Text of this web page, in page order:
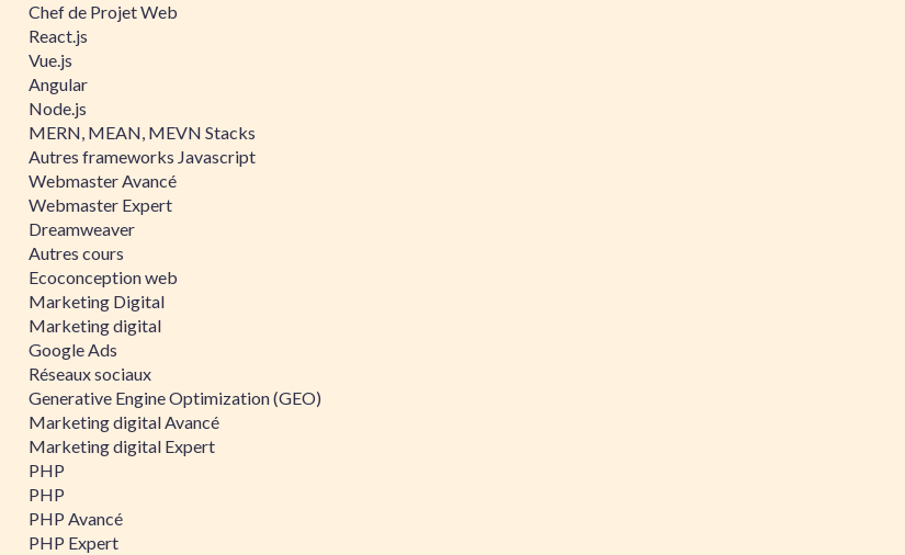
Chef de Projet Web
React.js
Vue.js
Angular
Node.js
MERN, MEAN, MEVN Stacks
Autres frameworks Javascript
Webmaster Avancé
Webmaster Expert
Dreamweaver
Autres cours
Ecoconception web
Marketing Digital
Marketing digital
Google Ads
Réseaux sociaux
Generative Engine Optimization (GEO)
Marketing digital Avancé
Marketing digital Expert
PHP
PHP
PHP Avancé
PHP Expert